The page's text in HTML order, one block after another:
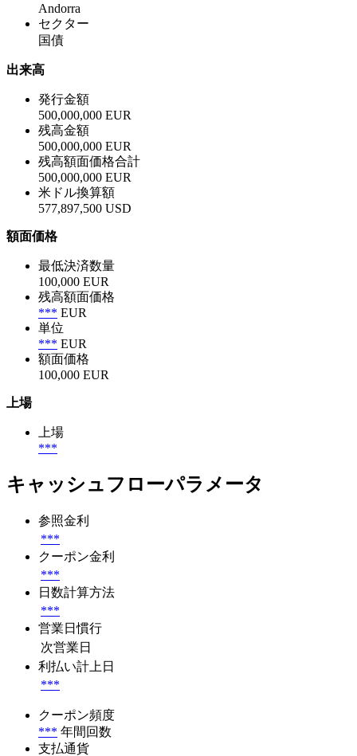
Andorra
セクター
国債
出来高
発行金額
500,000,000 EUR
残高金額
500,000,000 EUR
残高額面価格合計
500,000,000 EUR
米ドル換算額
577,897,500 USD
額面価格
最低決済数量
100,000 EUR
残高額面価格
*** EUR
単位
*** EUR
額面価格
100,000 EUR
上場
上場
***
キャッシュフローパラメータ
参照金利
***
クーポン金利
***
日数計算方法
***
営業日慣行
次営業日
利払い計上日
***
クーポン頻度
*** 年間回数
支払通貨